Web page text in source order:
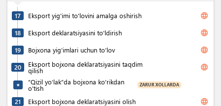
17 Eksport yig'imi to'lovini amalga oshirish language
18 Eksport deklaratsiyasini to'ldirish language
19 Bojxona yig’imlari uchun to’lov language
20 Eksport bojxona deklaratsiyasini taqdim
qilish language
★ “Qizil yo‘lak”da bojxona ko'rikdan
o'tish ZARUR XOLLARDA
21 Eksport bojxona deklaratsiyasini olish language